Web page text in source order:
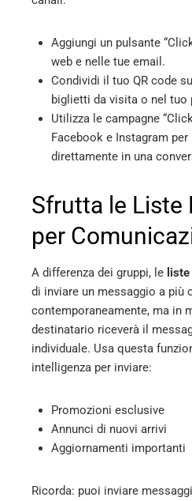
Aggiungi un pulsante
web e nelle tue email.
Condividi il tuo QR code
biglietti da visita o nel tuo
Utilizza le campagne
Facebook e Instagram
direttamente in una
Sfrutta le Liste
per
A differenza dei gruppi, le
di inviare un messaggio a più
contemporaneamente, ma in
destinatario riceverà il
individuale. Usa questa
intelligenza per inviare:
Promozioni esclusive
Annunci di nuovi arrivi
Aggiornamenti importanti
Ricorda: puoi inviare